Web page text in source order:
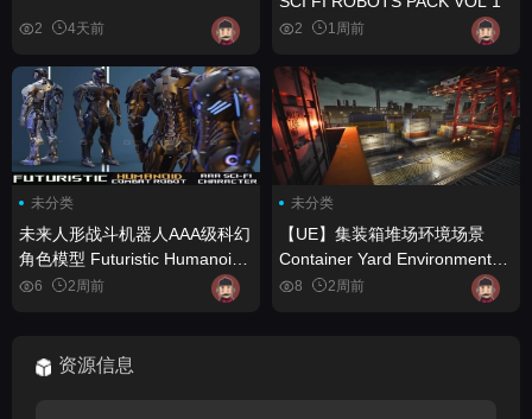
2 4天前 2 1周前
未分类
未来人形战斗机器人AAA级科幻
角色模型 Futuristic Humanoid
Combat Robot AAA Sci-Fi
Character Low-poly 3D model
6 2周前
未分类
【UE】集装箱堆场环境场景
Container Yard Environment
Set
8 2周前
资源信息